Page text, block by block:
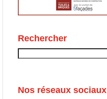
Rechercher
Nos réseaux sociaux